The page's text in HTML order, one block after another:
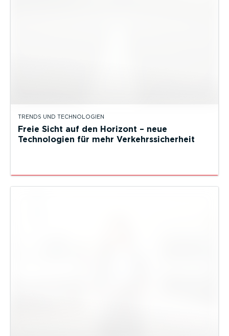
TRENDS UND TECHNOLOGIEN
Freie Sicht auf den Horizont – neue
Technologien für mehr Verkehrssicherheit